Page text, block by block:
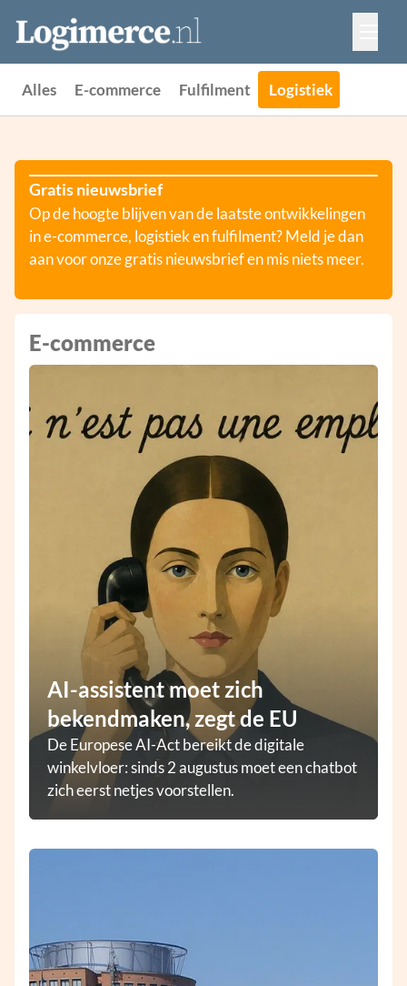
Vacatures
Events
Alles E-commerce Fulfilment Logistiek
Gratis nieuwsbrief
Op de hoogte blijven van de laatste ontwikkelingen
in e-commerce, logistiek en fulfilment? Meld je dan
aan voor onze gratis nieuwsbrief en mis niets meer.
E-commerce
AI-assistent moet zich
bekendmaken, zegt de EU
De Europese AI-Act bereikt de digitale
winkelvloer: sinds 2 augustus moet een chatbot
zich eerst netjes voorstellen.